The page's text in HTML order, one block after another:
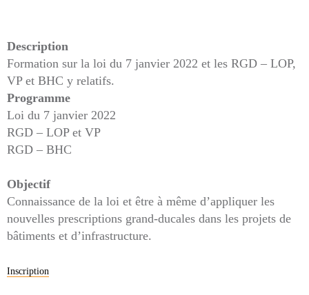
Description
Formation sur la loi du 7 janvier 2022 et les RGD – LOP,
VP et BHC y relatifs.
Programme
Loi du 7 janvier 2022
RGD – LOP et VP
RGD – BHC
Objectif
Connaissance de la loi et être à même d’appliquer les
nouvelles prescriptions grand-ducales dans les projets de
bâtiments et d’infrastructure.
Inscription